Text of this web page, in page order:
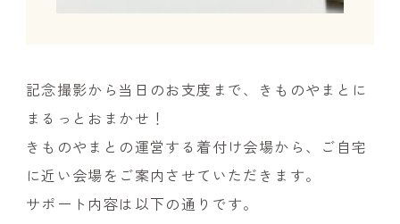
記念撮影から当日のお支度まで、きものやまとに
まるっとおまかせ！
きものやまとの運営する着付け会場から、ご自宅
に近い会場をご案内させていただきます。
サポート内容は以下の通りです。